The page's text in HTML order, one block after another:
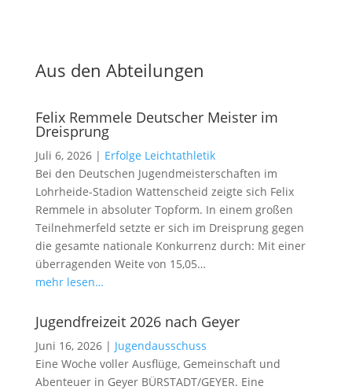
Aus den Abteilungen
Felix Remmele Deutscher Meister im
Dreisprung
Juli 6, 2026| Erfolge Leichtathletik
Bei den Deutschen Jugendmeisterschaften im
Lohrheide-Stadion Wattenscheid zeigte sich Felix
Remmele in absoluter Topform. In einem großen
Teilnehmerfeld setzte er sich im Dreisprung gegen
die gesamte nationale Konkurrenz durch: Mit einer
überragenden Weite von 15,05…
mehr lesen…
Jugendfreizeit 2026 nach Geyer
Juni 16, 2026| Jugendausschuss
Eine Woche voller Ausflüge, Gemeinschaft und
Abenteuer in Geyer BÜRSTADT/GEYER. Eine